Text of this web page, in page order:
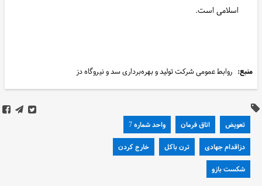
اسلامی است.
منبع: روابط عمومی شرکت تولید و بهره‌برداری سد و نیروگاه دز
تعویض اتاق فرمان واحد شماره 7
دزاقدام جهادی ترن باکل خارج کردن
شکست بازو